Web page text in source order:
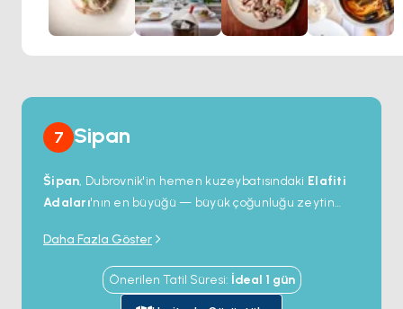
7 Sipan
Šipan, Dubrovnik'in hemen kuzeybatısındaki Elafiti
Adaları'nın en büyüğü — büyük çoğunluğu zeytin
bir 5 kilometrelik yolla bağlanmış iki köy var.
KuzeybatıdakiŠipanska Luka, onlarca yatı
barındırabilen uzun bir doğal limanın başında yer
Daha Fazla Göster
Önerilen Tatil Süresi: İdeal 1 gün